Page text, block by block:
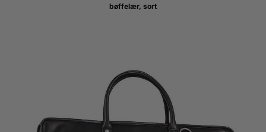
bøffelær, sort